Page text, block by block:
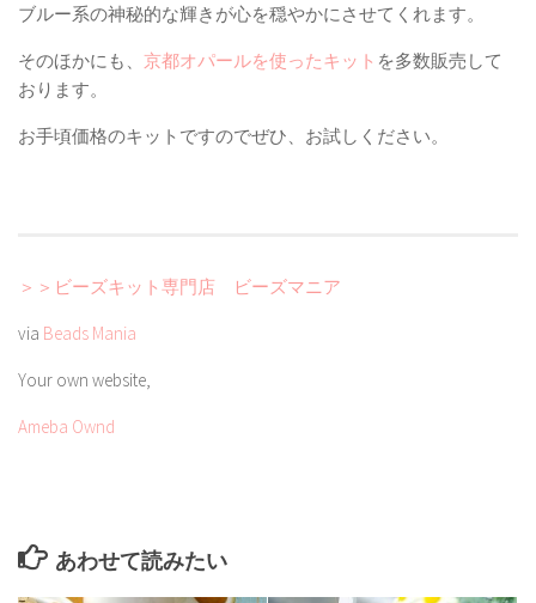
ブルー系の神秘的な輝きが心を穏やかにさせてくれます。
そのほかにも、 京都オパールを使ったキット を多数販売して
おります。
お手頃価格のキットですのでぜひ、お試しください。
＞＞ビーズキット専門店 ビーズマニア
via Beads Mania
Your own website,
Ameba Ownd
あわせて読みたい